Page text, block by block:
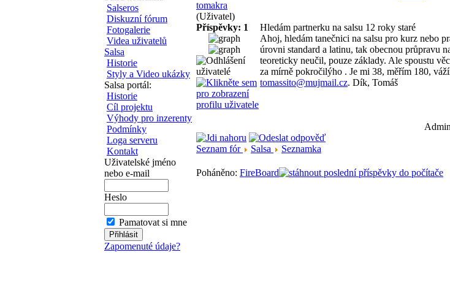
Salseros
Diskuzní fórum
Fotogalerie
Videa uživatelů
Salsa
Historie
Styly a Video ukázky
Salsa portál:
Historie
Cíl projektu
Výhody pro inzerenty
Podmínky
Loga serveru
Kontakt
Uživatelské jméno
nebo e-mail
Heslo
Pamatovat si mne
Zapomenuté údaje?
tomakra
(Uživatel)
Příspěvky: 1
Hledám partnerku na salsu 12 roky staré
Ahoj, hledám tanečnici na salsu pro kurz nebo
úrovni standard a latinu, tak obecnou průpravu
teoreticky neučil, pouze základy. Ale spoustu
za mírně pokročilýho . Je mi 38, měřím 180,
tomassito@mujmail.cz. Dík, Tomáš
Seznam fór Salsa Seznamka
Poháněno: FireBoard